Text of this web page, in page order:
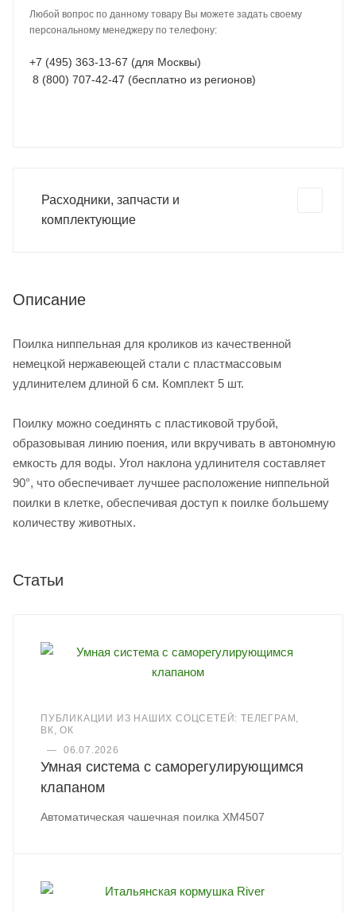
Любой вопрос по данному товару Вы можете задать своему
персональному менеджеру по телефону:
+7 (495) 363-13-67 (для Москвы)
8 (800) 707-42-47 (бесплатно из регионов)
Расходники, запчасти и
комплектующие
Описание
Поилка ниппельная для кроликов из качественной
немецкой нержавеющей стали с пластмассовым
удлинителем длиной 6 см. Комплект 5 шт.
Поилку можно соединять с пластиковой трубой,
образовывая линию поения, или вкручивать в автономную
емкость для воды. Угол наклона удлинителя составляет
90°, что обеспечивает лучшее расположение ниппельной
поилки в клетке, обеспечивая доступ к поилке большему
количеству животных.
Статьи
ПУБЛИКАЦИИ ИЗ НАШИХ СОЦСЕТЕЙ: ТЕЛЕГРАМ,
ВК, ОК
—
06.07.2026
Умная система с саморегулирующимся
клапаном
Автоматическая чашечная поилка XM4507